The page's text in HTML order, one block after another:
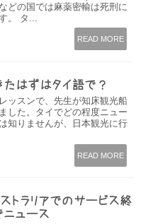
どの国では麻薬密輸は死刑に
。 タ...
READ MORE
たはずはタイ語で？
ッスンで、先生が知床観光船
した。タイでどの程度ニュー
知りませんが、日本観光に行
READ MORE
トラリアでのサービス終
ュース